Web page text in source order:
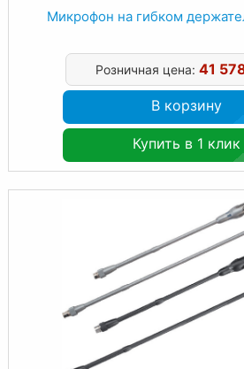
Микрофон на гибком
Розничная цена: 41
В корзину
Купить в 1 клик